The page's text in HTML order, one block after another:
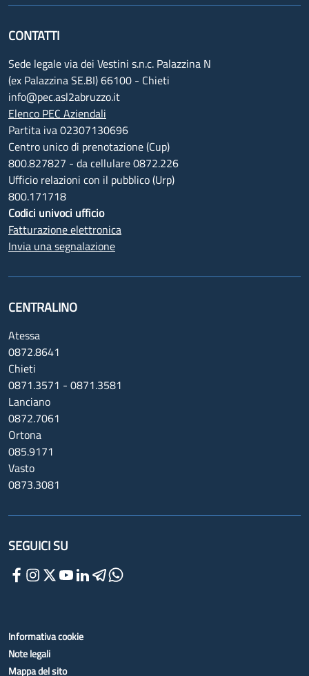
CONTATTI
Sede legale via dei Vestini s.n.c. Palazzina N
(ex Palazzina SE.BI) 66100 - Chieti
info@pec.asl2abruzzo.it
Elenco PEC Aziendali
Partita iva 02307130696
Centro unico di prenotazione (Cup)
800.827827 - da cellulare 0872.226
Ufficio relazioni con il pubblico (Urp)
800.171718
Codici univoci ufficio
Fatturazione elettronica
Invia una segnalazione
CENTRALINO
Atessa
0872.8641
Chieti
0871.3571 - 0871.3581
Lanciano
0872.7061
Ortona
085.9171
Vasto
0873.3081
SEGUICI SU
Informativa cookie
Note legali
Mappa del sito